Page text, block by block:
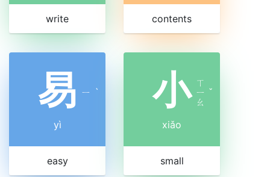
write contents
易 ㄧ ˋ
yì
easy
小 ㄒ
ㄧ
ㄠ
ˇ
xiǎo
small